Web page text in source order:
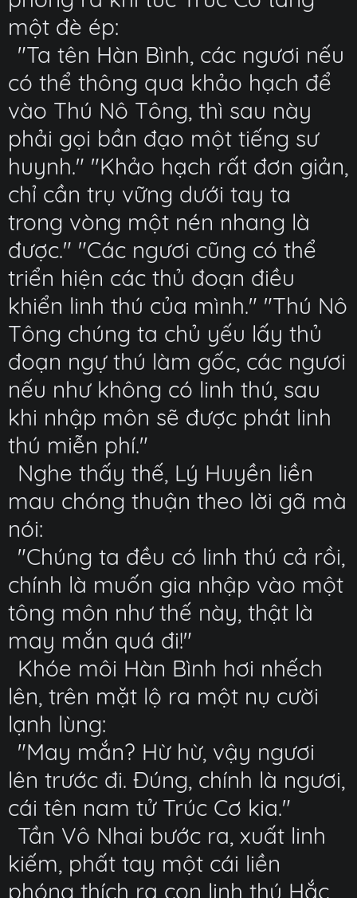
một đè ép:
"Ta tên Hàn Bình, các ngươi nếu
có thể thông qua khảo hạch để
vào Thú Nô Tông, thì sau này
phải gọi bần đạo một tiếng sư
huynh." "Khảo hạch rất đơn giản,
chỉ cần trụ vững dưới tay ta
trong vòng một nén nhang là
được." "Các ngươi cũng có thể
triển hiện các thủ đoạn điều
khiển linh thú của mình." "Thú Nô
Tông chúng ta chủ yếu lấy thủ
đoạn ngự thú làm gốc, các ngươi
nếu như không có linh thú, sau
khi nhập môn sẽ được phát linh
thú miễn phí."
Nghe thấy thế, Lý Huyền liền
mau chóng thuận theo lời gã mà
nói:
"Chúng ta đều có linh thú cả rồi,
chính là muốn gia nhập vào một
tông môn như thế này, thật là
may mắn quá đi!"
Khóe môi Hàn Bình hơi nhếch
lên, trên mặt lộ ra một nụ cười
lạnh lùng:
"May mắn? Hừ hừ, vậy ngươi
lên trước đi. Đúng, chính là ngươi,
cái tên nam tử Trúc Cơ kia."
Tần Vô Nhai bước ra, xuất linh
kiếm, phất tay một cái liền
phóng thích ra con linh thú Hắc